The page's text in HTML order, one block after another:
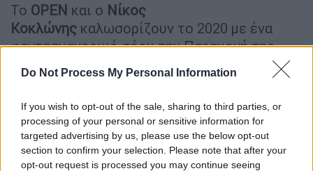
Do Not Process My Personal Information
If you wish to opt-out of the sale, sharing to third parties, or
processing of your personal or sensitive information for
targeted advertising by us, please use the below opt-out
section to confirm your selection. Please note that after your
opt-out request is processed you may continue seeing
Το OPEN και ο Νίκος
Κοκλώνης καλωσορίζουν το 2020 με ένα
φαντασμαγορικό σόου την Παραμονή της
Πρωτοχρονιάς, στις 21.45! Ένα ρεβεγιόν με
πολλές εκπλήξεις και λαμπερούς
καλεσμένους που θα υποδεχτούν μαζί μας το
2020, θα συμμετέχουν σε διασκεδαστικές
δοκιμασίες, θα χορέψουν και θα γίνουν
μέρος μιας ξεχωριστής βραδιάς.